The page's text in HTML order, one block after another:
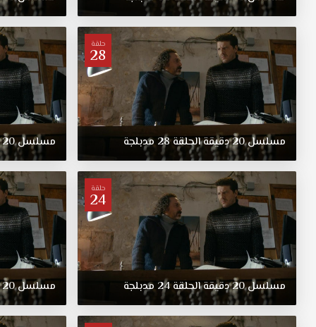
حلقة
28
مسلسل20دقيقةالحلقة28 مدبلجة مسلسل20
حلقة
24
مسلسل20دقيقةالحلقة24 مدبلجة مسلسل20